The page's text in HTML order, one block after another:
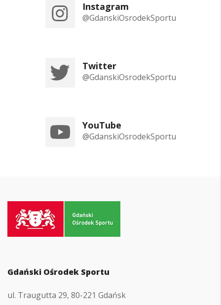
Instagram
@GdanskiOsrodekSportu
Twitter
@GdanskiOsrodekSportu
YouTube
@GdanskiOsrodekSportu
strony
Gdański Ośrodek Sportu
ul. Traugutta 29, 80-221 Gdańsk